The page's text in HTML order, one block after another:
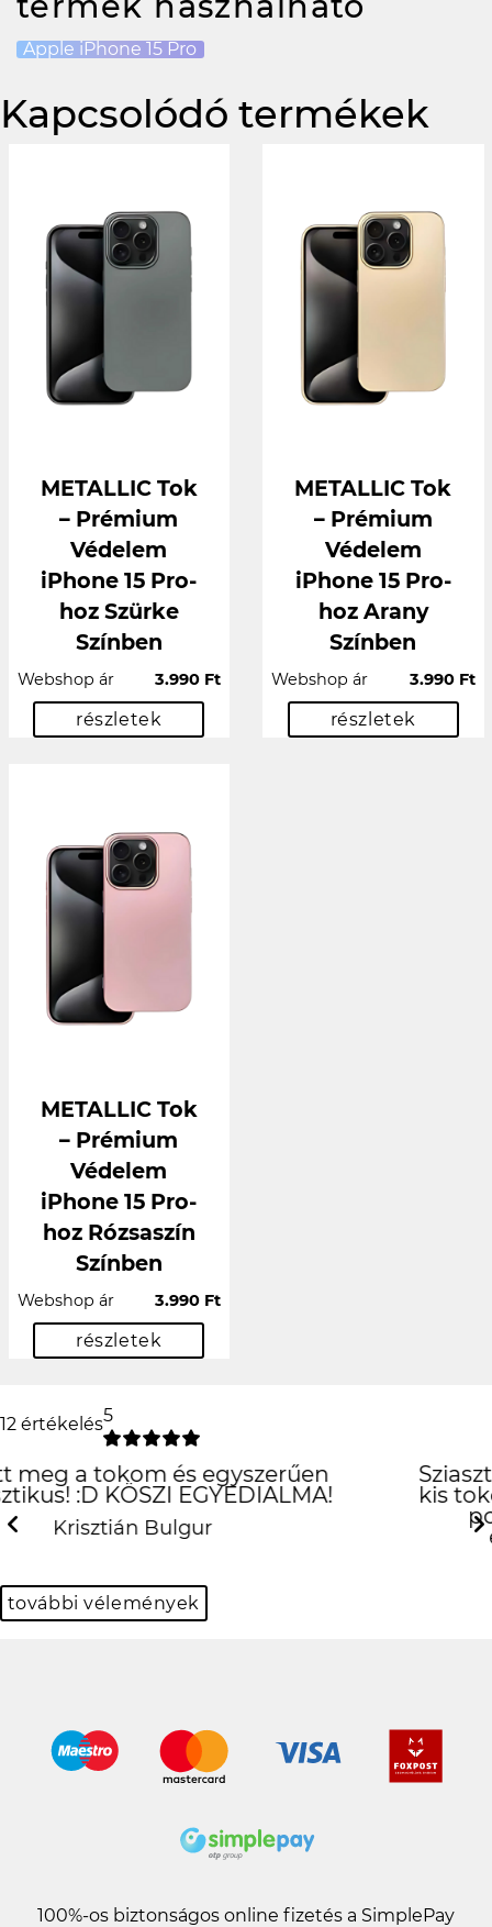
Apple iPhone 15 Pro
Kapcsolódó termékek
METALLIC Tok
– Prémium
Védelem
iPhone 15 Pro-
hoz Szürke
Színben
Webshop ár 3.990 Ft
részletek
METALLIC Tok
– Prémium
Védelem
iPhone 15 Pro-
hoz Arany
Színben
Webshop ár 3.990 Ft
részletek
METALLIC Tok
– Prémium
Védelem
iPhone 15 Pro-
hoz Rózsaszín
Színben
Webshop ár 3.990 Ft
részletek
12 értékelés5
Sziasztok ! Nekem ma erkezett meg a
kis tokom es imadom :) Tokeletes lett,
pont olyan mint amilyennek
elkepzeltem :) Gyonyoru!
Previous
további vélemények
100%-os biztonságos online fizetés a SimplePay